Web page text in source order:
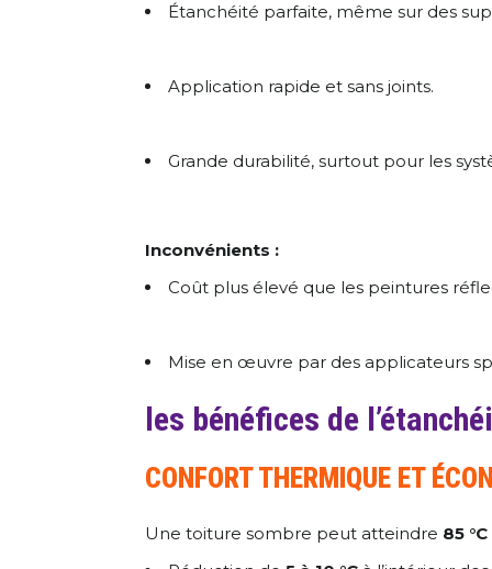
Étanchéité parfaite, même sur des
Application rapide et sans joints.
Grande durabilité, surtout pour les
Inconvénients :
Coût plus élevé que les peintures
Mise en œuvre par des applicateurs
les bénéfices de
CONFORT THERMIQUE ET
Une toiture sombre peut atteindre 85 °C